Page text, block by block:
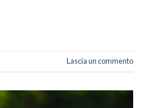
Lascia un commento